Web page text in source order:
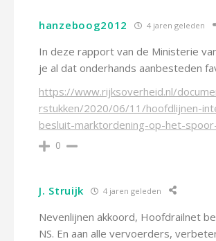
hanzeboog2012 4 jaren geleden
In deze rapport van de Ministerie
je al dat onderhands aanbesteden
https://www.rijksoverheid.nl/
rstukken/2020/06/11/hoofdlijnen-
besluit-marktordening-op-het-
0
J. Struijk 4 jaren geleden
Nevenlijnen akkoord, Hoofdrailnet
NS. En aan alle vervoerders,